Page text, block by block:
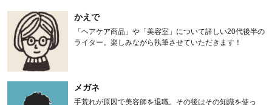
かえで
「ヘアケア商品」や「美容室」について詳しい20代後半の
ライター。楽しみながら執筆させていただきます！
メガネ
手荒れが原因で美容師を退職。その後はその知識を使っ